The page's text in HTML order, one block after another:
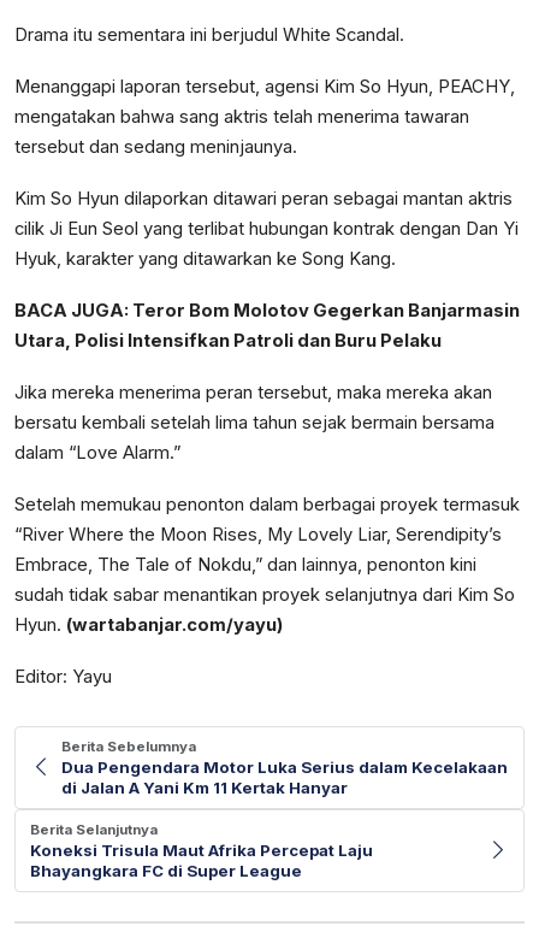
Drama itu sementara ini berjudul White Scandal.
Menanggapi laporan tersebut, agensi Kim So Hyun, PEACHY,
mengatakan bahwa sang aktris telah menerima tawaran
tersebut dan sedang meninjaunya.
Kim So Hyun dilaporkan ditawari peran sebagai mantan aktris
cilik Ji Eun Seol yang terlibat hubungan kontrak dengan Dan Yi
Hyuk, karakter yang ditawarkan ke Song Kang.
BACA JUGA: Teror Bom Molotov Gegerkan Banjarmasin
Utara, Polisi Intensifkan Patroli dan Buru Pelaku
Jika mereka menerima peran tersebut, maka mereka akan
bersatu kembali setelah lima tahun sejak bermain bersama
dalam “Love Alarm.”
Setelah memukau penonton dalam berbagai proyek termasuk
“River Where the Moon Rises, My Lovely Liar, Serendipity’s
Embrace, The Tale of Nokdu,” dan lainnya, penonton kini
sudah tidak sabar menantikan proyek selanjutnya dari Kim So
Hyun. (wartabanjar.com/yayu)
Editor: Yayu
Berita Sebelumnya
Dua Pengendara Motor Luka Serius dalam Kecelakaan
di Jalan A Yani Km 11 Kertak Hanyar
Berita Selanjutnya
Koneksi Trisula Maut Afrika Percepat Laju
Bhayangkara FC di Super League